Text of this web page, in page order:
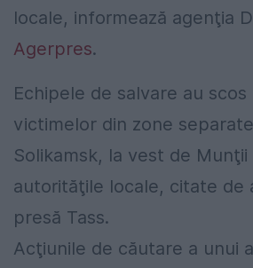
locale, informează agenţia
Agerpres.
Echipele de salvare au
victimelor din zone
Solikamsk, la vest de
autorităţile locale, citate de
presă Tass.
Acţiunile de căutare a unui